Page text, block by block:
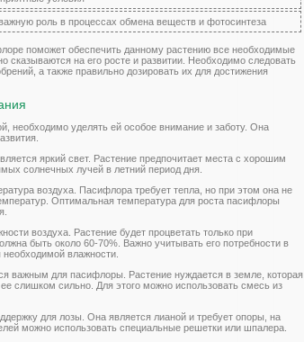
роль в процессах обмена веществ и фотосинтеза
поможет обеспечить данному растению все необходимые
сказываются на его росте и развитии. Необходимо следовать
а также правильно дозировать их для достижения
необходимо уделять ей особое внимание и заботу. Она
яркий свет. Растение предпочитает места с хорошим
солнечных лучей в летний период дня.
воздуха. Пасифлора требует тепла, но при этом она не
Оптимальная температура для роста пасифлоры
воздуха. Растение будет процветать только при
быть около 60-70%. Важно учитывать его потребности в
влажности.
важным для пасифлоры. Растение нуждается в земле, которая
слишком сильно. Для этого можно использовать смесь из
для лозы. Она является лианой и требует опоры, на
можно использовать специальные решетки или шпалера.